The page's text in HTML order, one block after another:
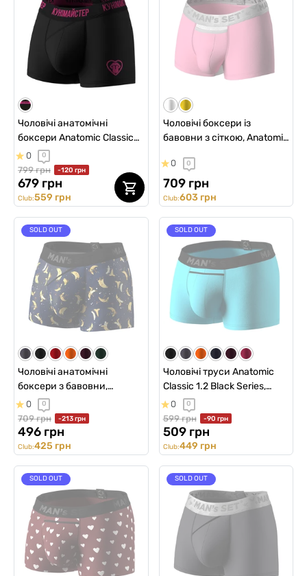
Чоловічі анатомічні
боксери Anatomic Classic
2.0, Color Series,
Кунімайстер
0 0
799 грн -120 грн
679 грн
Club:559 грн
Чоловічі боксери із
бавовни з сіткою, Anatomic
рожевий
0 0
709 грн
Club:603 грн
SOLD OUT
Чоловічі анатомічні
боксери з бавовни,
Anatomic Classic 2.0, Black
Series, Жовта Легенда
0 0
709 грн -213 грн
496 грн
Club:425 грн
SOLD OUT
Чоловічі труси Anatomic
Classic 1.2 Black Series,
ментоловий
0 0
599 грн -90 грн
509 грн
Club:449 грн
SOLD OUT SOLD OUT